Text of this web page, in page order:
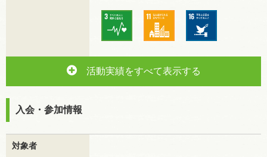
活動実績をすべて表示する
入会・参加情報
対象者